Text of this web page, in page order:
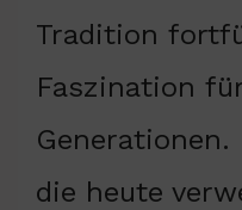
Tradition
Faszination
Generationen.
die heute